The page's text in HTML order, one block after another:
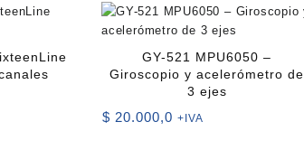
GY-521 MPU6050 –
Giroscopio y acelerómetro de
3 ejes
$ 20.000,0 +IVA